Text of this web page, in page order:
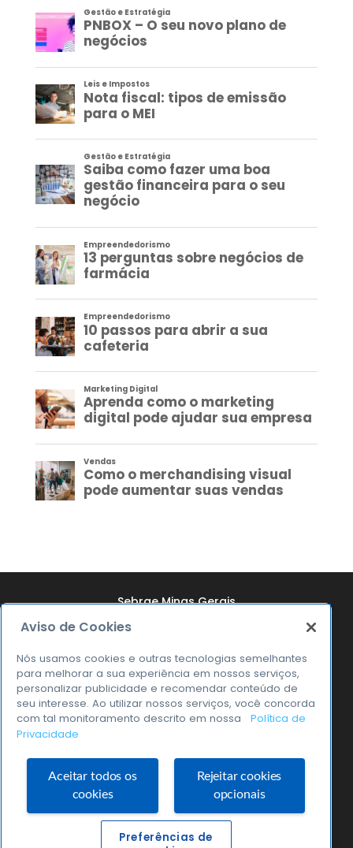
Sebrae Minas Gerais
Resultados
Notícias
Transparência
0800 570 0800
Sebrae Minas © 2026
Aviso de Cookies
Nós usamos cookies e outras tecnologias semelhantes
para melhorar a sua experiência em nossos serviços,
personalizar publicidade e recomendar conteúdo de
seu interesse. Ao utilizar nossos serviços, você concorda
com tal monitoramento descrito em nossa
Política de
Privacidade
Aceitar todos os
cookies
Rejeitar cookies
opcionais
Preferências de